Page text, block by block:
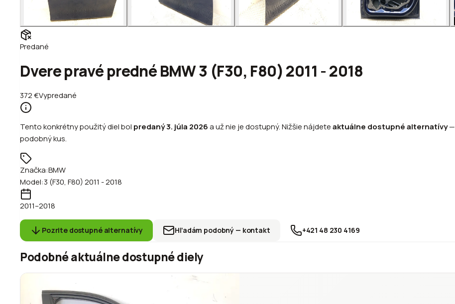
Predané
Dvere pravé predné BMW 3 (F30, F80) 2011 - 2018
372€Vypredané
Tento konkrétny použitý diel bol predaný3. júla 2026a už nie je dostupný. Nižšie nájdeteaktuálne dostupné alternatívy—
podobný kus.
Značka:BMW
Model:3 (F30, F80) 2011 - 2018
2011–2018
Pozrite dostupné alternatívy Hľadám podobný — kontakt +421 48 230 4169
Podobné aktuálne dostupné diely